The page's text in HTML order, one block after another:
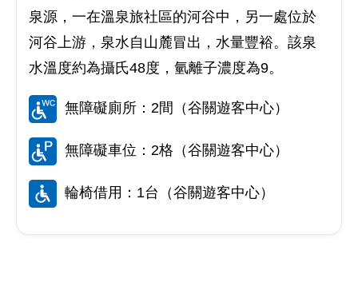
泉源，一在溫泉旅社區的河谷中，另一處位於
河谷上游，泉水自山麓冒出，水量豐裕。該泉
水溫度約為攝氏48度，氫離子濃度為9。
無障礙廁所：2間（谷關遊客中心）
無障礙車位：2格（谷關遊客中心）
輪椅借用：1台（谷關遊客中心）